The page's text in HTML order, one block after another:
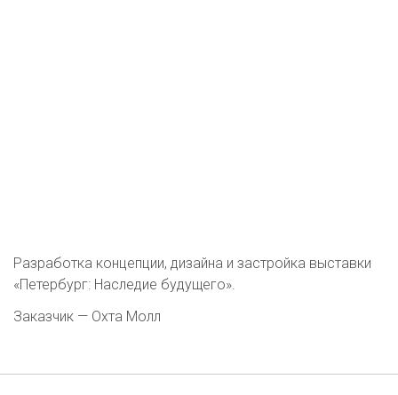
Разработка концепции, дизайна и застройка выставки
«Петербург: Наследие будущего».
Заказчик — Охта Молл